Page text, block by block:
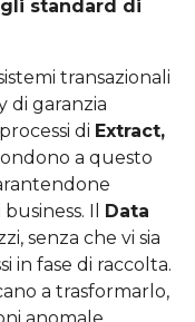
standard di
transazionali
di garanzia
di Extract,
a questo
Il Data
senza che vi sia
in fase di raccolta.
a trasformarlo,